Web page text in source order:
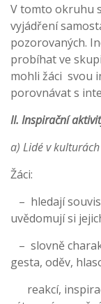
V tomto okruhu
vyjádření
pozorovaných.
probíhat ve
mohli žáci svou
porovnávat s
II. Inspirační
a) Lidé v
Žáci:
– hledají
uvědomují si
– slovně
gesta, oděv,
reakcí,